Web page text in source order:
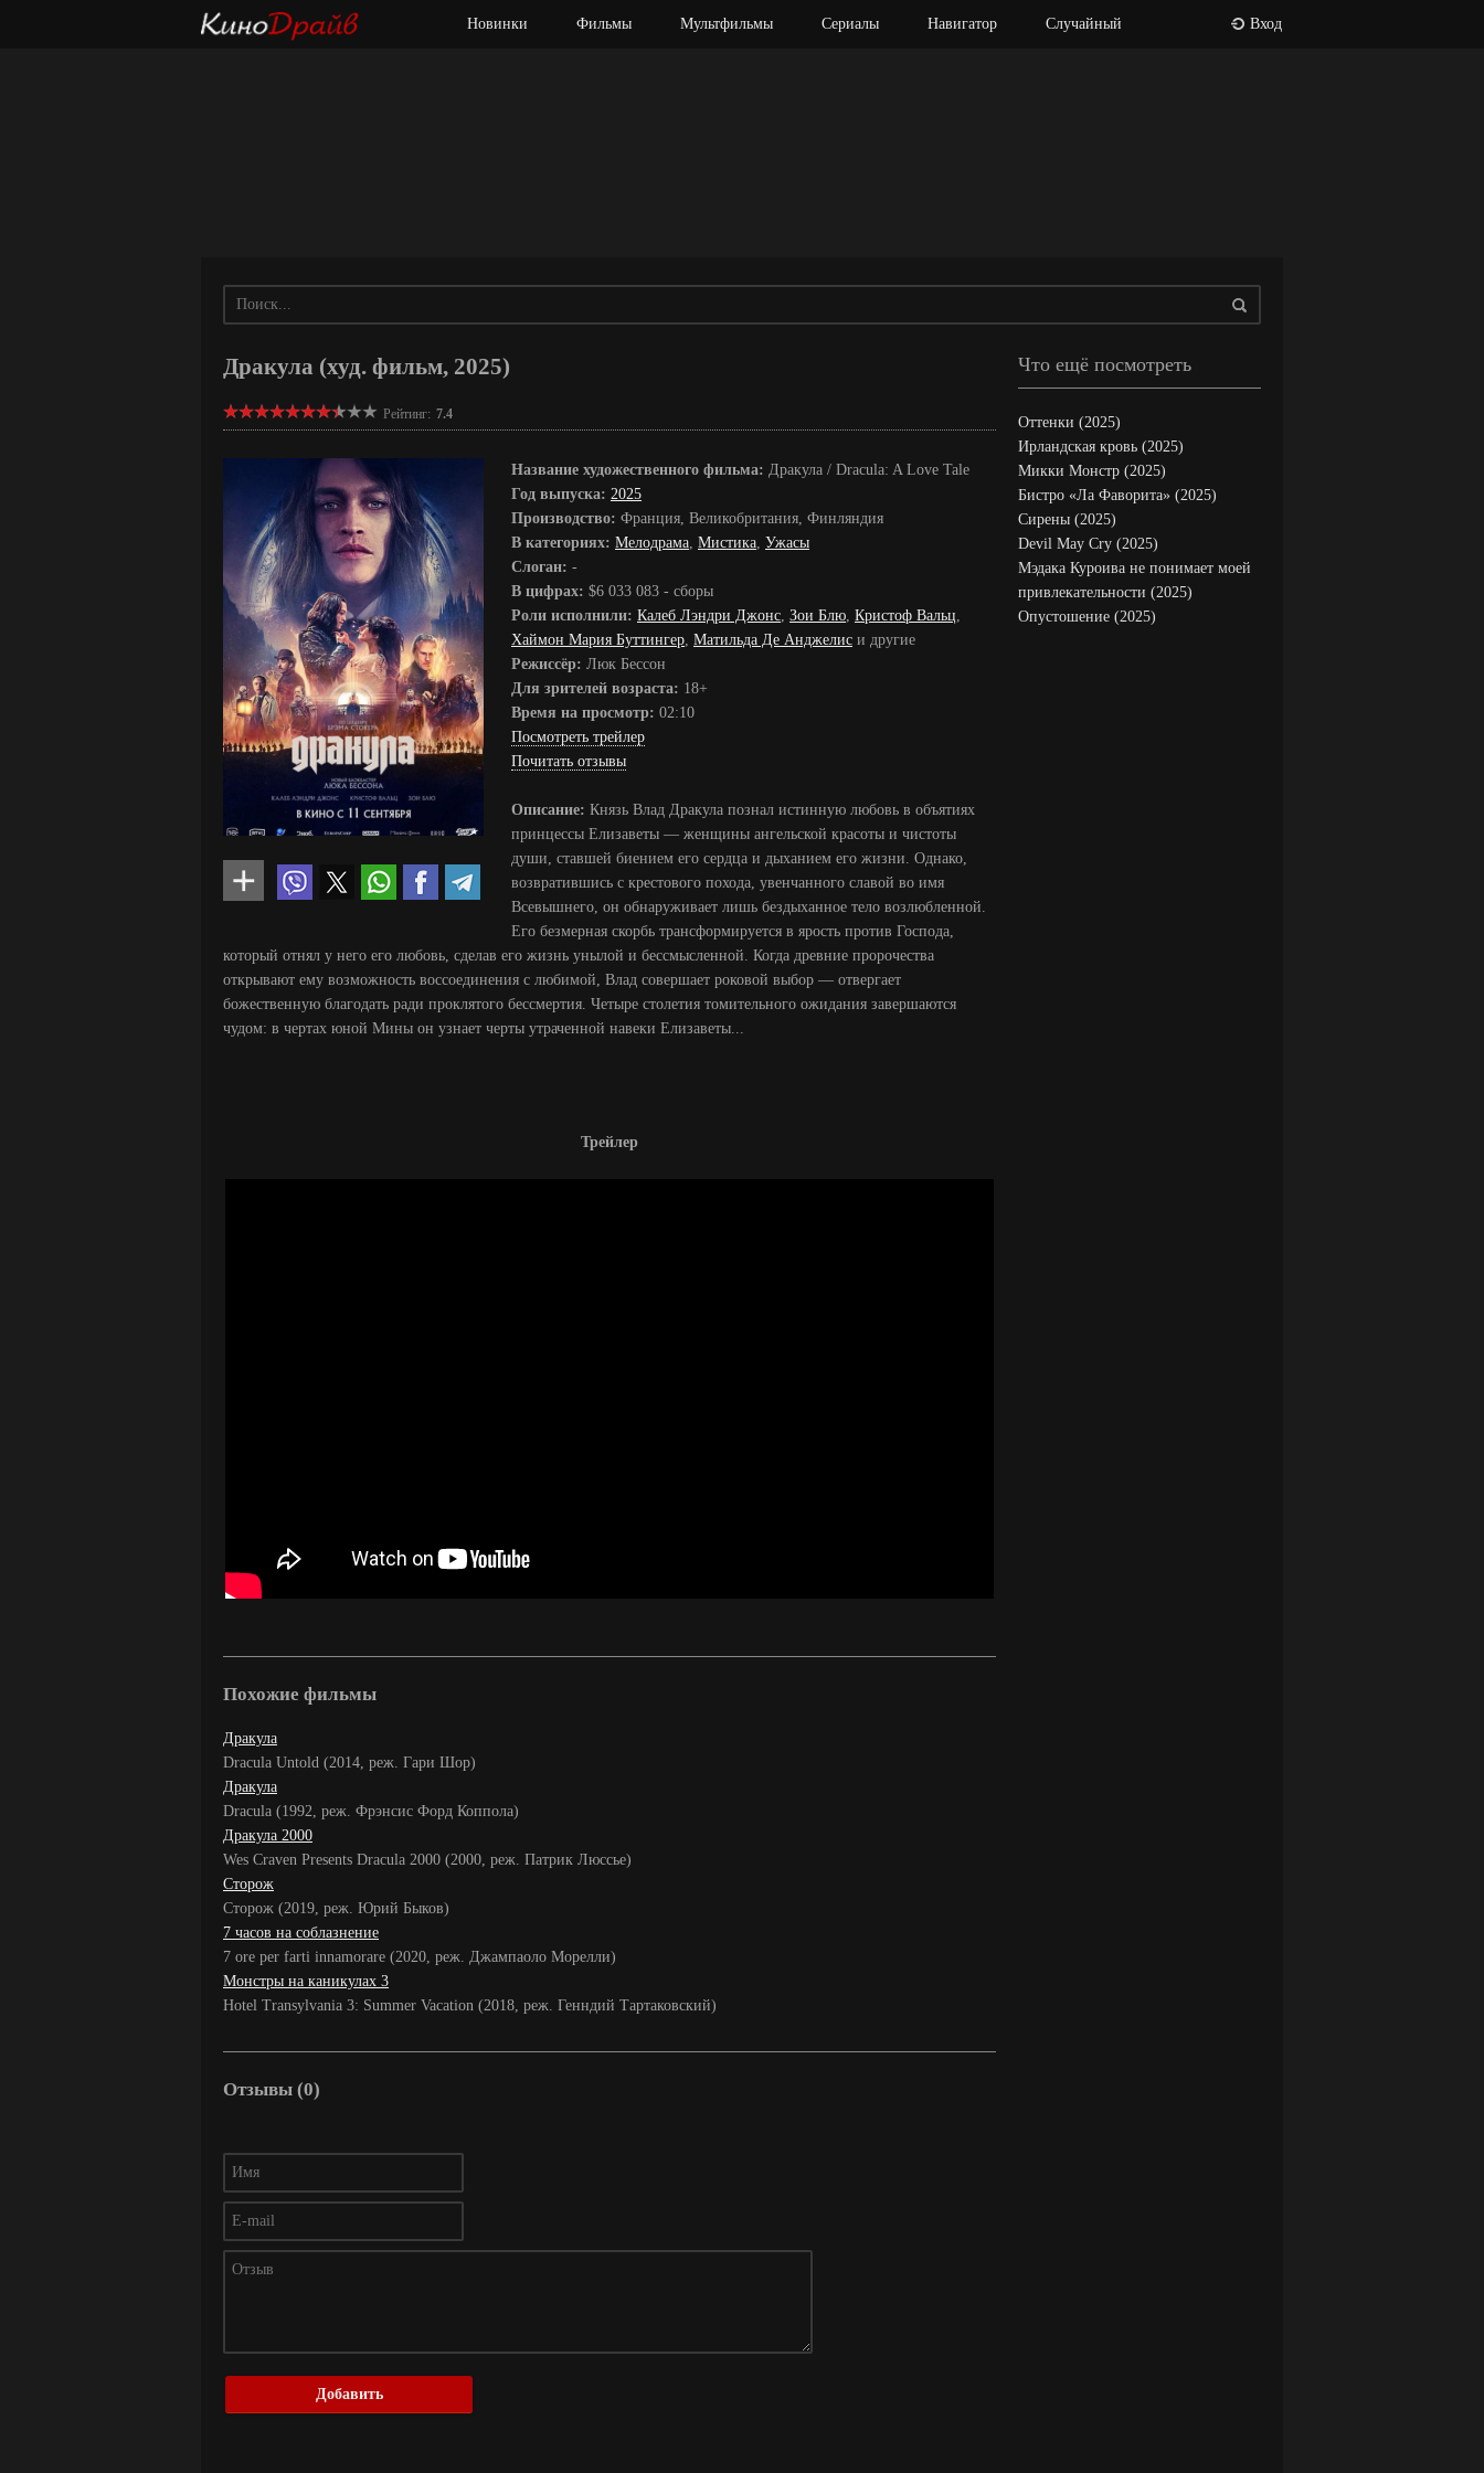
Новинки Фильмы Мультфильмы Сериалы Навигатор Случайный Вход
Дракула (худ. фильм, 2025)
Рейтинг: 7.4
Название художественного фильма: Дракула / Dracula: A Love Tale
Год выпуска: 2025
Производство: Франция, Великобритания, Финляндия
В категориях: Мелодрама, Мистика, Ужасы
Слоган: -
В цифрах: $6 033 083 - сборы
Роли исполнили: Калеб Лэндри Джонс, Зои Блю, Кристоф Вальц,
Хаймон Мария Буттингер, Матильда Де Анджелис и другие
Режиссёр: Люк Бессон
Для зрителей возраста: 18+
Время на просмотр: 02:10
Посмотреть трейлер
Почитать отзывы
Описание: Князь Влад Дракула познал истинную любовь в объятиях
принцессы Елизаветы — женщины ангельской красоты и чистоты
души, ставшей биением его сердца и дыханием его жизни. Однако,
возвратившись с крестового похода, увенчанного славой во имя
Всевышнего, он обнаруживает лишь бездыханное тело возлюбленной.
Его безмерная скорбь трансформируется в ярость против Господа,
который отнял у него его любовь, сделав его жизнь унылой и бессмысленной. Когда древние пророчества
открывают ему возможность воссоединения с любимой, Влад совершает роковой выбор — отвергает
божественную благодать ради проклятого бессмертия. Четыре столетия томительного ожидания завершаются
чудом: в чертах юной Мины он узнает черты утраченной навеки Елизаветы...
Трейлер
Похожие фильмы
Дракула
Dracula Untold (2014, реж. Гари Шор)
Дракула
Dracula (1992, реж. Фрэнсис Форд Коппола)
Дракула 2000
Wes Craven Presents Dracula 2000 (2000, реж. Патрик Люссье)
Сторож
Сторож (2019, реж. Юрий Быков)
7 часов на соблазнение
7 ore per farti innamorare (2020, реж. Джампаоло Морелли)
Монстры на каникулах 3
Hotel Transylvania 3: Summer Vacation (2018, реж. Генндий Тартаковский)
Отзывы (0)
Добавить
Что ещё посмотреть
Оттенки (2025)
Ирландская кровь (2025)
Микки Монстр (2025)
Бистро «Ла Фаворита» (2025)
Сирены (2025)
Devil May Cry (2025)
Мэдака Куроива не понимает моей
привлекательности (2025)
Опустошение (2025)